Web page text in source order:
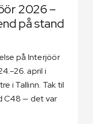
2026 –
på stand
på Interjöör
april i
i Tallinn. Tak til
C48 — det var